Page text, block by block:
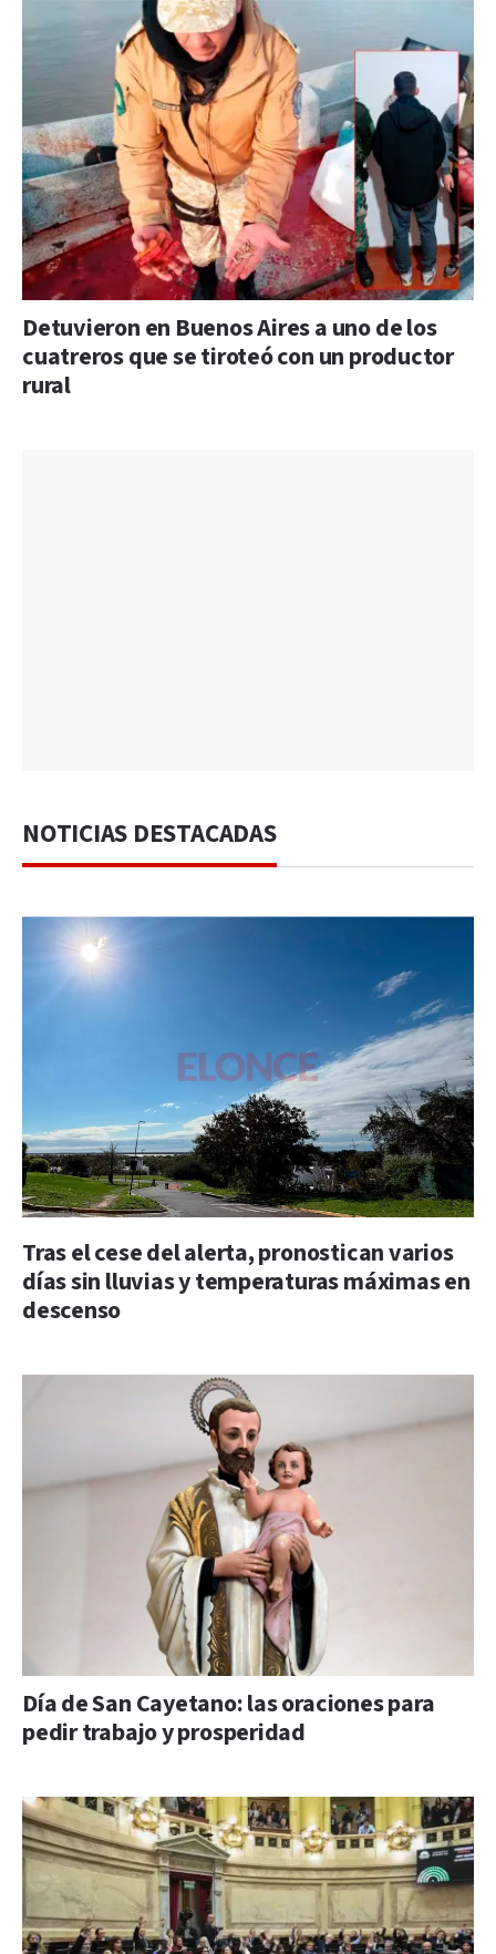
Detuvieron en Buenos Aires a uno de los
cuatreros que se tiroteó con un productor
rural
NOTICIAS DESTACADAS
Tras el cese del alerta, pronostican varios
días sin lluvias y temperaturas máximas en
descenso
Día de San Cayetano: las oraciones para
pedir trabajo y prosperidad